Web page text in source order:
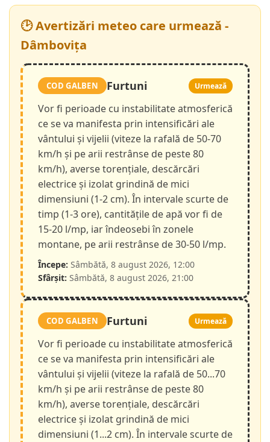
🕑 Avertizări meteo care urmează -
Dâmbovița
COD GALBEN Furtuni Urmează
Vor fi perioade cu instabilitate atmosferică
ce se va manifesta prin intensificări ale
vântului și vijelii (viteze la rafală de 50-70
km/h și pe arii restrânse de peste 80
km/h), averse torențiale, descărcări
electrice și izolat grindină de mici
dimensiuni (1-2 cm). În intervale scurte de
timp (1-3 ore), cantitățile de apă vor fi de
15-20 l/mp, iar îndeosebi în zonele
montane, pe arii restrânse de 30-50 l/mp.
Începe: Sâmbătă, 8 august 2026, 12:00
Sfârșit: Sâmbătă, 8 august 2026, 21:00
COD GALBEN Furtuni Urmează
Vor fi perioade cu instabilitate atmosferică
ce se va manifesta prin intensificări ale
vântului și vijelii (viteze la rafală de 50...70
km/h și pe arii restrânse de peste 80
km/h), averse torențiale, descărcări
electrice și izolat grindină de mici
dimensiuni (1...2 cm). În intervale scurte de